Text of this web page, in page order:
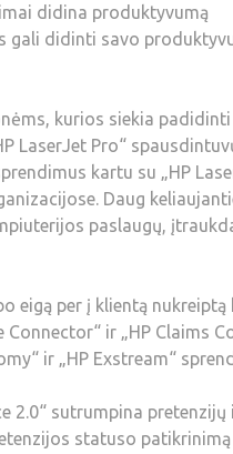
didina produktyvumą
gali didinti savo
kurios siekia
LaserJet Pro“
kartu su „HP
Daug
paslaugų,
eigą per į klientą
Connector“ ir „HP Claims
ir „HP Exstream“
2.0“ sutrumpina
statuso